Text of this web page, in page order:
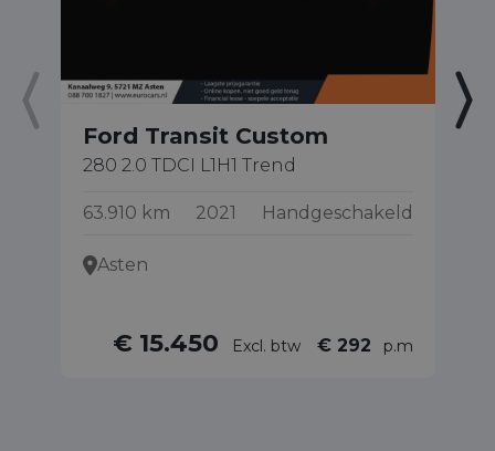
Ford Transit Custom
280 2.0 TDCI L1H1 Trend
63.910 km 2021 Handgeschakeld
Asten
€ 15.450 Excl. btw € 292 p.m